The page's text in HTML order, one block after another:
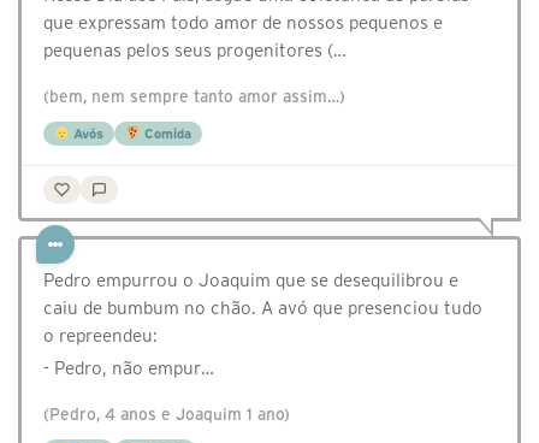
que expressam todo amor de nossos pequenos e
pequenas pelos seus progenitores (…
(bem, nem sempre tanto amor assim…)
Avós Comida
Pedro empurrou o Joaquim que se desequilibrou e
caiu de bumbum no chão. A avó que presenciou tudo
o repreendeu:
- Pedro, não empur…
(Pedro, 4 anos e Joaquim 1 ano)